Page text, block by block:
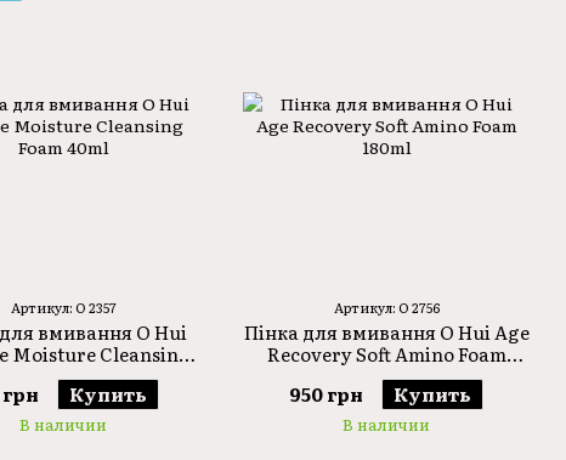
наукових розробок у сфері догляду за шкірою.
контроль якості та безпеки, щоб забезпечити
кожну людину прийняти свою красу.
дослідженнях, використовують передові
щоб перетворити вашу шкіру - незалежно від
Артикул: O 2357
вмивання O Hui
Moisture Cleansing
Foam 40ml
Купить
В наличии
Артикул: O 2756
Пінка для вмивання O Hui Age
Recovery Soft Amino Foam
180ml
950 грн Купить
В наличии